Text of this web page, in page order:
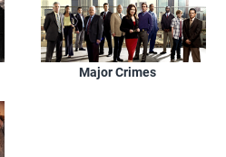
Major Crimes